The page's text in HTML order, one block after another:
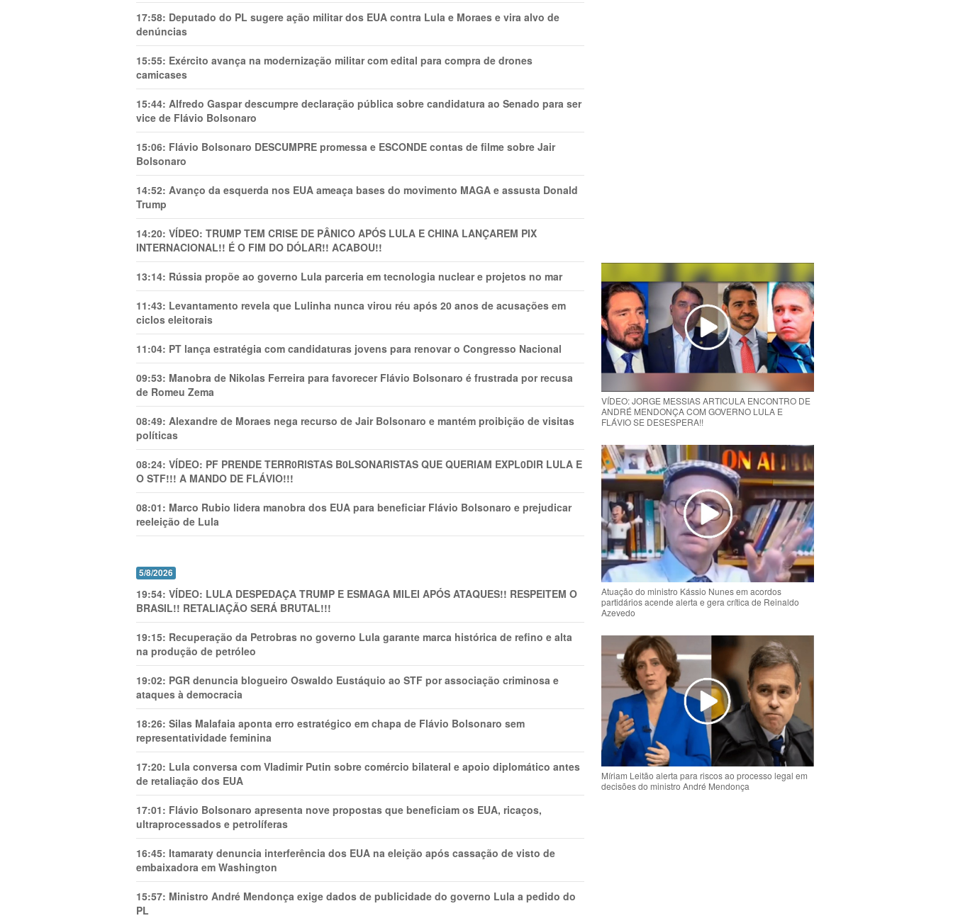
17:58: Deputado do PL sugere ação militar dos EUA contra Lula e Moraes e vira alvo de
denúncias
15:55: Exército avança na modernização militar com edital para compra de drones
camicases
15:44: Alfredo Gaspar descumpre declaração pública sobre candidatura ao Senado para ser
vice de Flávio Bolsonaro
15:06: Flávio Bolsonaro DESCUMPRE promessa e ESCONDE contas de filme sobre Jair
Bolsonaro
14:52: Avanço da esquerda nos EUA ameaça bases do movimento MAGA e assusta Donald
Trump
14:20: VÍDEO: TRUMP TEM CRlSE DE PÂNlCO APÓS LULA E CHINA LANÇAREM PIX
INTERNACIONAL!! É O FIM DO DÓLAR!! ACABOU!!
13:14: Rússia propõe ao governo Lula parceria em tecnologia nuclear e projetos no mar
11:43: Levantamento revela que Lulinha nunca virou réu após 20 anos de acusações em
ciclos eleitorais
11:04: PT lança estratégia com candidaturas jovens para renovar o Congresso Nacional
09:53: Manobra de Nikolas Ferreira para favorecer Flávio Bolsonaro é frustrada por recusa
de Romeu Zema
08:49: Alexandre de Moraes nega recurso de Jair Bolsonaro e mantém proibição de visitas
políticas
08:24: VÍDEO: PF PRENDE TERR0RlSTAS B0LSONARlSTAS QUE QUERIAM EXPL0DlR LULA E
O STF!!! A MANDO DE FLÁVIO!!!
08:01: Marco Rubio lidera manobra dos EUA para beneficiar Flávio Bolsonaro e prejudicar
reeleição de Lula
5/8/2026
19:54: VÍDEO: LULA DESPEDAÇA TRUMP E ESMAGA MILEI APÓS ATAQUES!! RESPEITEM O
BRASIL!! RETALIAÇÃO SERÁ BRUTAL!!!
19:15: Recuperação da Petrobras no governo Lula garante marca histórica de refino e alta
na produção de petróleo
19:02: PGR denuncia blogueiro Oswaldo Eustáquio ao STF por associação criminosa e
ataques à democracia
18:26: Silas Malafaia aponta erro estratégico em chapa de Flávio Bolsonaro sem
representatividade feminina
17:20: Lula conversa com Vladimir Putin sobre comércio bilateral e apoio diplomático antes
de retaliação dos EUA
17:01: Flávio Bolsonaro apresenta nove propostas que beneficiam os EUA, ricaços,
ultraprocessados e petrolíferas
16:45: Itamaraty denuncia interferência dos EUA na eleição após cassação de visto de
embaixadora em Washington
15:57: Ministro André Mendonça exige dados de publicidade do governo Lula a pedido do
PL
VÍDEO: JORGE MESSIAS ARTICULA ENCONTRO DE
ANDRÉ MENDONÇA COM GOVERNO LULA E
FLÁVIO SE DESESPERA!!
Atuação do ministro Kássio Nunes em acordos
partidários acende alerta e gera crítica de Reinaldo
Azevedo
Míriam Leitão alerta para riscos ao processo legal em
decisões do ministro André Mendonça